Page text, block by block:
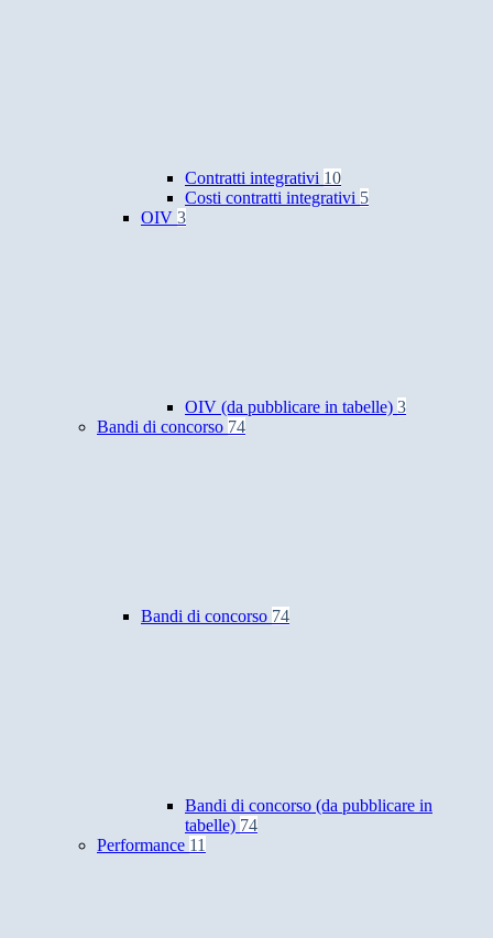
Contratti integrativi 10
Costi contratti integrativi 5
OIV 3
OIV (da pubblicare in tabelle) 3
Bandi di concorso 74
Bandi di concorso 74
Bandi di concorso (da pubblicare in
tabelle) 74
Performance 11